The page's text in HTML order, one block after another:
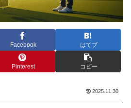
Facebook はてブ
Pinterest コピー
2025.11.30